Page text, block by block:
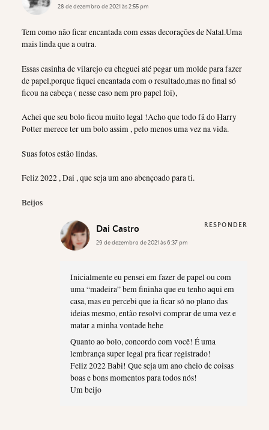
28 de dezembro de 2021 às 2:55 pm
Tem como não ficar encantada com essas decorações de Natal.Uma
mais linda que a outra.
Essas casinha de vilarejo eu cheguei até pegar um molde para fazer
de papel,porque fiquei encantada com o resultado,mas no final só
ficou na cabeça ( nesse caso nem pro papel foi),
Achei que seu bolo ficou muito legal !Acho que todo fã do Harry
Potter merece ter um bolo assim , pelo menos uma vez na vida.
Suas fotos estão lindas.
Feliz 2022 , Dai , que seja um ano abençoado para ti.
Beijos
Dai Castro
29 de dezembro de 2021 às 6:37 pm
Inicialmente eu pensei em fazer de papel ou com
uma “madeira” bem fininha que eu tenho aqui em
casa, mas eu percebi que ia ficar só no plano das
ideias mesmo, então resolvi comprar de uma vez e
matar a minha vontade hehe
Quanto ao bolo, concordo com você! É uma
lembrança super legal pra ficar registrado!
Feliz 2022 Babi! Que seja um ano cheio de coisas
boas e bons momentos para todos nós!
Um beijo
RESPONDER